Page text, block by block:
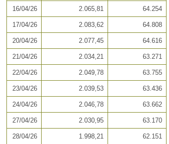
16/04/26 2.065,81 64.254
17/04/26 2.083,62 64.808
20/04/26 2.077,45 64.616
21/04/26 2.034,21 63.271
22/04/26 2.049,78 63.755
23/04/26 2.039,53 63.436
24/04/26 2.046,78 63.662
27/04/26 2.030,95 63.170
28/04/26 1.998,21 62.151